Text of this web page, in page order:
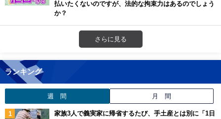
払いたくないのですが、法的な拘束力はあるのでしょう
か？
さらに見る
ランキング
週 間 月 間
家族3人で義実家に帰省するたび、手土産とは別に「1日